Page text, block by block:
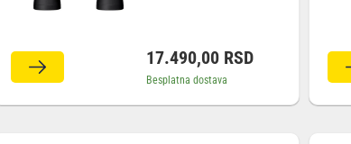
17.490,00 RSD
Besplatna dostava